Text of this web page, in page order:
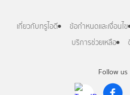
Follow us
เกี่ยวกับทรูไอดี ข้อกำหนดและเงื่อนไข
บริการช่วยเหลือ